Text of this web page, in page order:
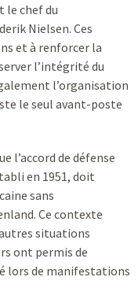
le chef du
Nielsen. Ces
et à renforcer la
l’intégrité du
l’organisation
le seul avant-poste
l’accord de défense
en 1951, doit
sans
Ce contexte
situations
ont permis de
lors de manifestations